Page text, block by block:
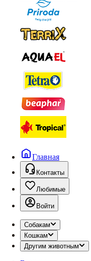
Главная
Контакты
Любимые
Войти
Собакам
Кошкам
Другим животным